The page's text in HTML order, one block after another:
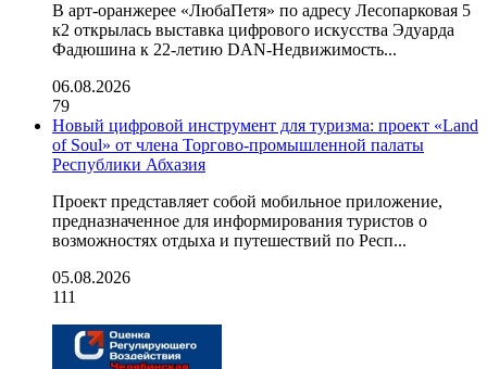
В арт-оранжерее «ЛюбаПетя» по адресу Лесопарковая 5
к2 открылась выставка цифрового искусства Эдуарда
Фадюшина к 22-летию DAN-Недвижимость...
06.08.2026
79
Новый цифровой инструмент для туризма: проект «Land
of Soul» от члена Торгово-промышленной палаты
Республики Абхазия
Проект представляет собой мобильное приложение,
предназначенное для информирования туристов о
возможностях отдыха и путешествий по Респ...
05.08.2026
111